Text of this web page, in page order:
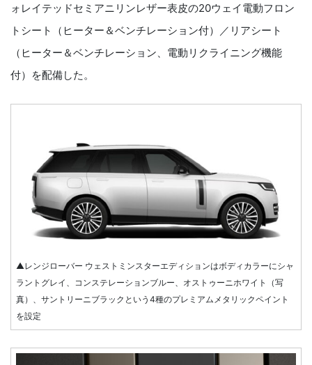
ォレイテッドセミアニリンレザー表皮の20ウェイ電動フロン
トシート（ヒーター＆ベンチレーション付）／リアシート
（ヒーター＆ベンチレーション、電動リクライニング機能
付）を配備した。
▲レンジローバー ウェストミンスターエディションはボディカラーにシャ
ラントグレイ、コンステレーションブルー、オストゥーニホワイト（写
真）、サントリーニブラックという4種のプレミアムメタリックペイント
を設定